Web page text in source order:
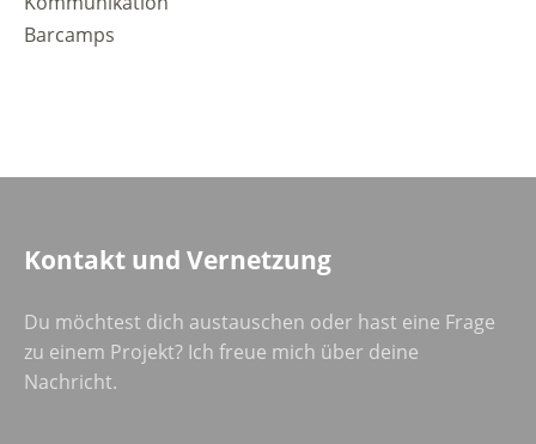
Barcamps
Kontakt und Vernetzung
Du möchtest dich austauschen oder hast eine Frage
zu einem Projekt? Ich freue mich über deine
Nachricht.